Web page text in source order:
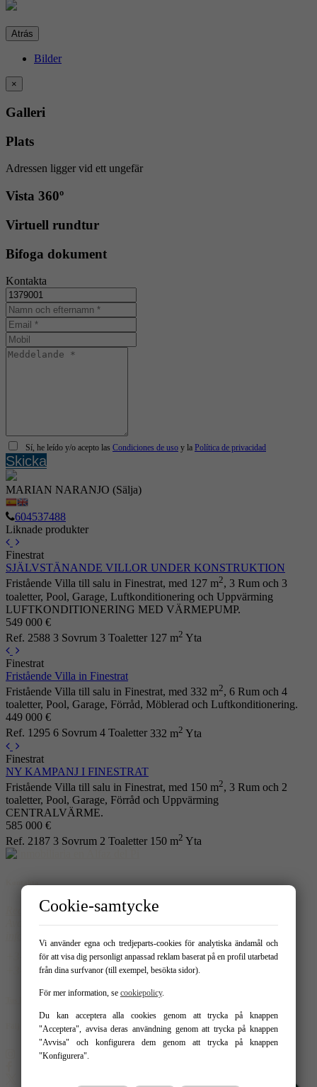
Atrás
Bilder
×
Galleri
Plats
Adressen ligger vid ett ungefär
Vista 360º
Virtuell rundtur
Bifoga dokument
Kontakta
Sí, he leído y/o acepto las Condiciones de uso y la Política de privacidad
Skicka
MARIAN NARANJO (Sälja)
604537488
Liknade produkter
Finestrat
SJÄLVSTÄNANDE VILLOR UNDER KONSTRUKTION
Fristående Villa till salu in Finestrat, med 127 m2, 3 Rum och 3
toaletter, Pool, Garage, Luftkonditionering och Uppvärming
LUFTKONDITIONERING MED VÄRMEPUMP.
549 000 €
Ref. 2588 3 Sovrum 3 Toaletter 127 m2 Yta
Finestrat
Fristående Villa in Finestrat
Fristående Villa till salu in Finestrat, med 332 m2, 6 Rum och 4
toaletter, Pool, Garage, Förråd, Möblerad och Luftkonditionering.
449 000 €
Ref. 1295 6 Sovrum 4 Toaletter 332 m2 Yta
Finestrat
NY KAMPANJ I FINESTRAT
Fristående Villa till salu in Finestrat, med 150 m2, 3 Rum och 2
toaletter, Pool, Garage, Förråd och Uppvärming
CENTRALVÄRME.
585 000 €
Ref. 2187 3 Sovrum 2 Toaletter 150 m2 Yta
Real Homes
Avda. del Albir 159 - Local 1 03581 – Alfaz del Pi
966 181 319
604537488
Följ oss på:
Cookie-samtycke
Vi använder egna och tredjeparts-cookies för analytiska ändamål och
för att visa dig personligt anpassad reklam baserat på en profil utarbetad
från dina surfvanor (till exempel, besökta sidor).
För mer information, se cookiepolicy.
Du kan acceptera alla cookies genom att trycka på knappen
"Acceptera", avvisa deras användning genom att trycka på knappen
"Avvisa" och konfigurera dem genom att trycka på knappen
"Konfigurera".